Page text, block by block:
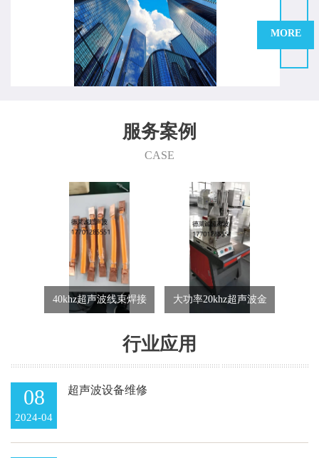
应用解决方案，以高品质的产品来提高客户市场竞争力，创造客户
价值。多年来，名匠智能持续改进生产工艺、严格控制产品质量、
不断加大技术开发的力度和投入，并积极引进技术，制造技术质量
优越的产品，为国内外客商提供多方面多途径的产品与服务。
们的产品在家电行业、汽车行业、电子行业、航天航空、精密五
金、包装行业、玩具行业、纺织行业等的各类产品制造中都得到了
成功的使用。 快捷、可靠、经济、清洁和美观，德莱诚为您在这个
MORE
服务案例
CASE
40khz超声波线束焊接 大功率20khz超声波金
行业应用
08
2024-04
超声波设备维修